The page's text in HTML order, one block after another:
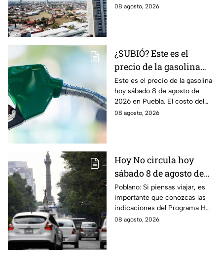
temperaturas de hasta 40 °C
08 agosto, 2026
¿SUBIÓ? Este es el
precio de la gasolina
Puebla hoy sábado 8 de
agosto de 2026
Este es el precio de la gasolina
hoy sábado 8 de agosto de
2026 en Puebla. El costo del
combustible cambia todos los
08 agosto, 2026
Hoy No circula hoy
sábado 8 de agosto de
2026: ¿Qué autos no
transitan en la CDMX y
EdoMex?
Poblano: Si piensas viajar, es
importante que conozcas las
indicaciones del Programa Hoy
No Circula HOY sábado 8 de
08 agosto, 2026